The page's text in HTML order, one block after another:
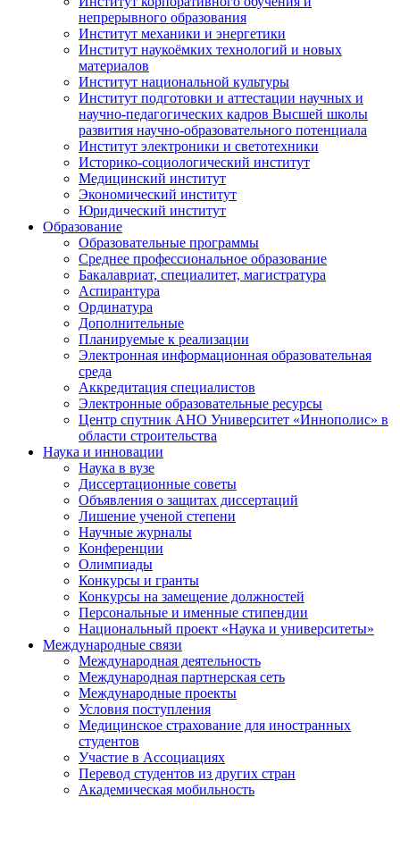
непрерывного образования
Институт механики и энергетики
Институт наукоёмких технологий и новых
материалов
Институт национальной культуры
Институт подготовки и аттестации научных и
научно-педагогических кадров Высшей школы
развития научно-образовательного потенциала
Институт электроники и светотехники
Историко-социологический институт
Медицинский институт
Экономический институт
Юридический институт
Образование
Образовательные программы
Среднее профессиональное образование
Бакалавриат, специалитет, магистратура
Аспирантура
Ординатура
Дополнительные
Планируемые к реализации
Электронная информационная образовательная
среда
Аккредитация специалистов
Электронные образовательные ресурсы
Центр спутник АНО Университет «Иннополис» в
области строительства
Наука и инновации
Наука в вузе
Диссертационные советы
Объявления о защитах диссертаций
Лишение ученой степени
Научные журналы
Конференции
Олимпиады
Конкурсы и гранты
Конкурсы на замещение должностей
Персональные и именные стипендии
Национальный проект «Наука и университеты»
Международные связи
Международная деятельность
Международная партнерская сеть
Международные проекты
Условия поступления
Медицинское страхование для иностранных
студентов
Участие в Ассоциациях
Перевод студентов из других стран
Академическая мобильность